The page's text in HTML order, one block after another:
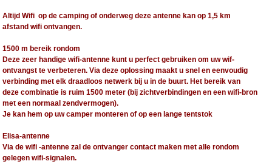
Altijd Wifi op de camping of onderweg deze antenne kan op 1,5 km
afstand wifi ontvangen.
1500 m bereik rondom
Deze zeer handige wifi-antenne kunt u perfect gebruiken om uw wif-
ontvangst te verbeteren. Via deze oplossing maakt u snel en eenvoudig
verbinding met elk draadloos netwerk bij u in de buurt. Het bereik van
deze combinatie is ruim 1500 meter (bij zichtverbindingen en een wifi-bron
met een normaal zendvermogen).
Je kan hem op uw camper monteren of op een lange tentstok
Elisa-antenne
Via de wifi -antenne zal de ontvanger contact maken met alle rondom
gelegen wifi-signalen.